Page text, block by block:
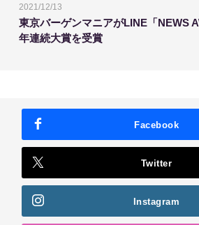
2021/12/13
東京バーゲンマニアがLINE「NEWS
年連続大賞を受賞
Facebook
Twitter
Instagram